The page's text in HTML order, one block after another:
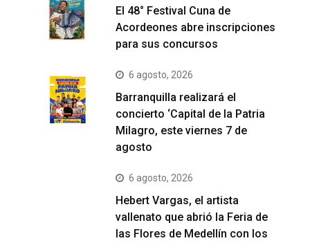
El 48° Festival Cuna de
Acordeones abre inscripciones
para sus concursos
6 agosto, 2026
Barranquilla realizará el
concierto ‘Capital de la Patria
Milagro, este viernes 7 de
agosto
6 agosto, 2026
Hebert Vargas, el artista
vallenato que abrió la Feria de
las Flores de Medellín con los